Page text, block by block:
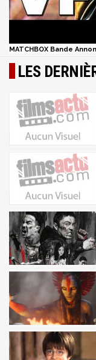
MATCHBOX Bande
LES